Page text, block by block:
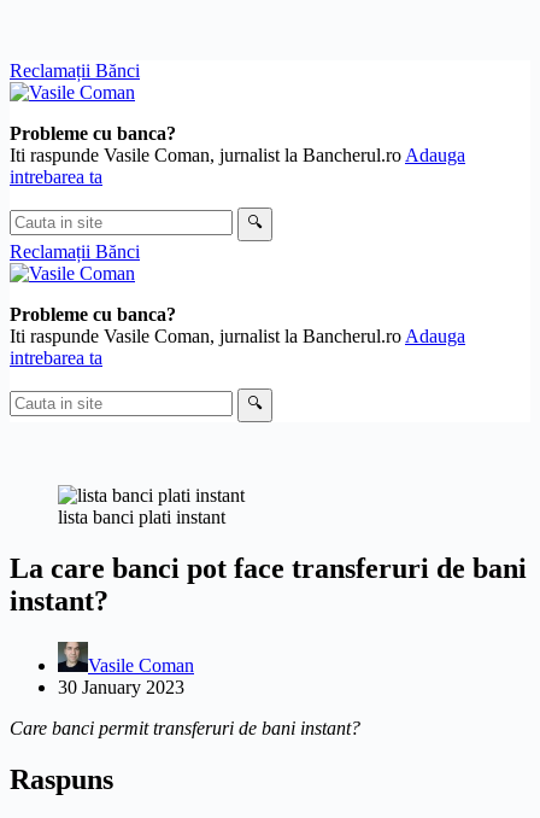
Skip
to
Reclamații Bănci
Probleme cu banca?
Iti raspunde Vasile Coman, jurnalist la Bancherul.ro Adauga
intrebarea ta
Cauta
in
site
🔍
Reclamații Bănci
Probleme cu banca?
Iti raspunde Vasile Coman, jurnalist la Bancherul.ro Adauga
intrebarea ta
Cauta
in
🔍
lista banci plati instant
La care banci pot face transferuri de bani
instant?
Vasile Coman
30 January 2023
Care banci permit transferuri de bani instant?
Raspuns